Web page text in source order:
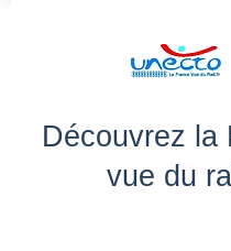
Découvrez la
vue du